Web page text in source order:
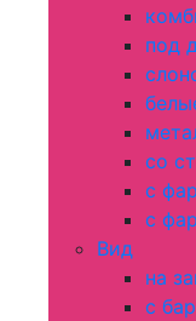
под
со
с
с
Вид
на
с